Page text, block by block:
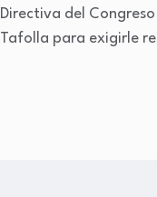
Directiva del
Tafolla para exigirle